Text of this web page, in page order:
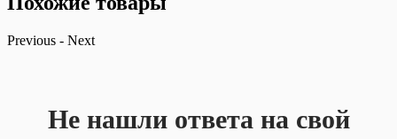
Previous - Next
Не нашли ответа на свой